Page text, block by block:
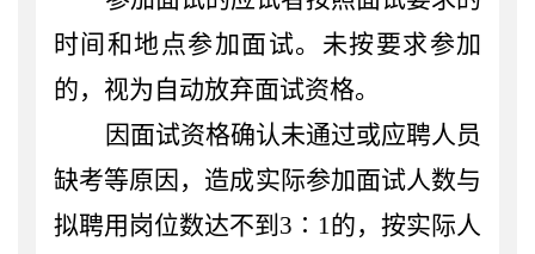
时间和地点参加面试。未按要求参加
的，视为自动放弃面试资格。
因面试资格确认未通过或应聘人员
缺考等原因，造成实际参加面试人数与
拟聘用岗位数达不到 3∶1的，按实际人